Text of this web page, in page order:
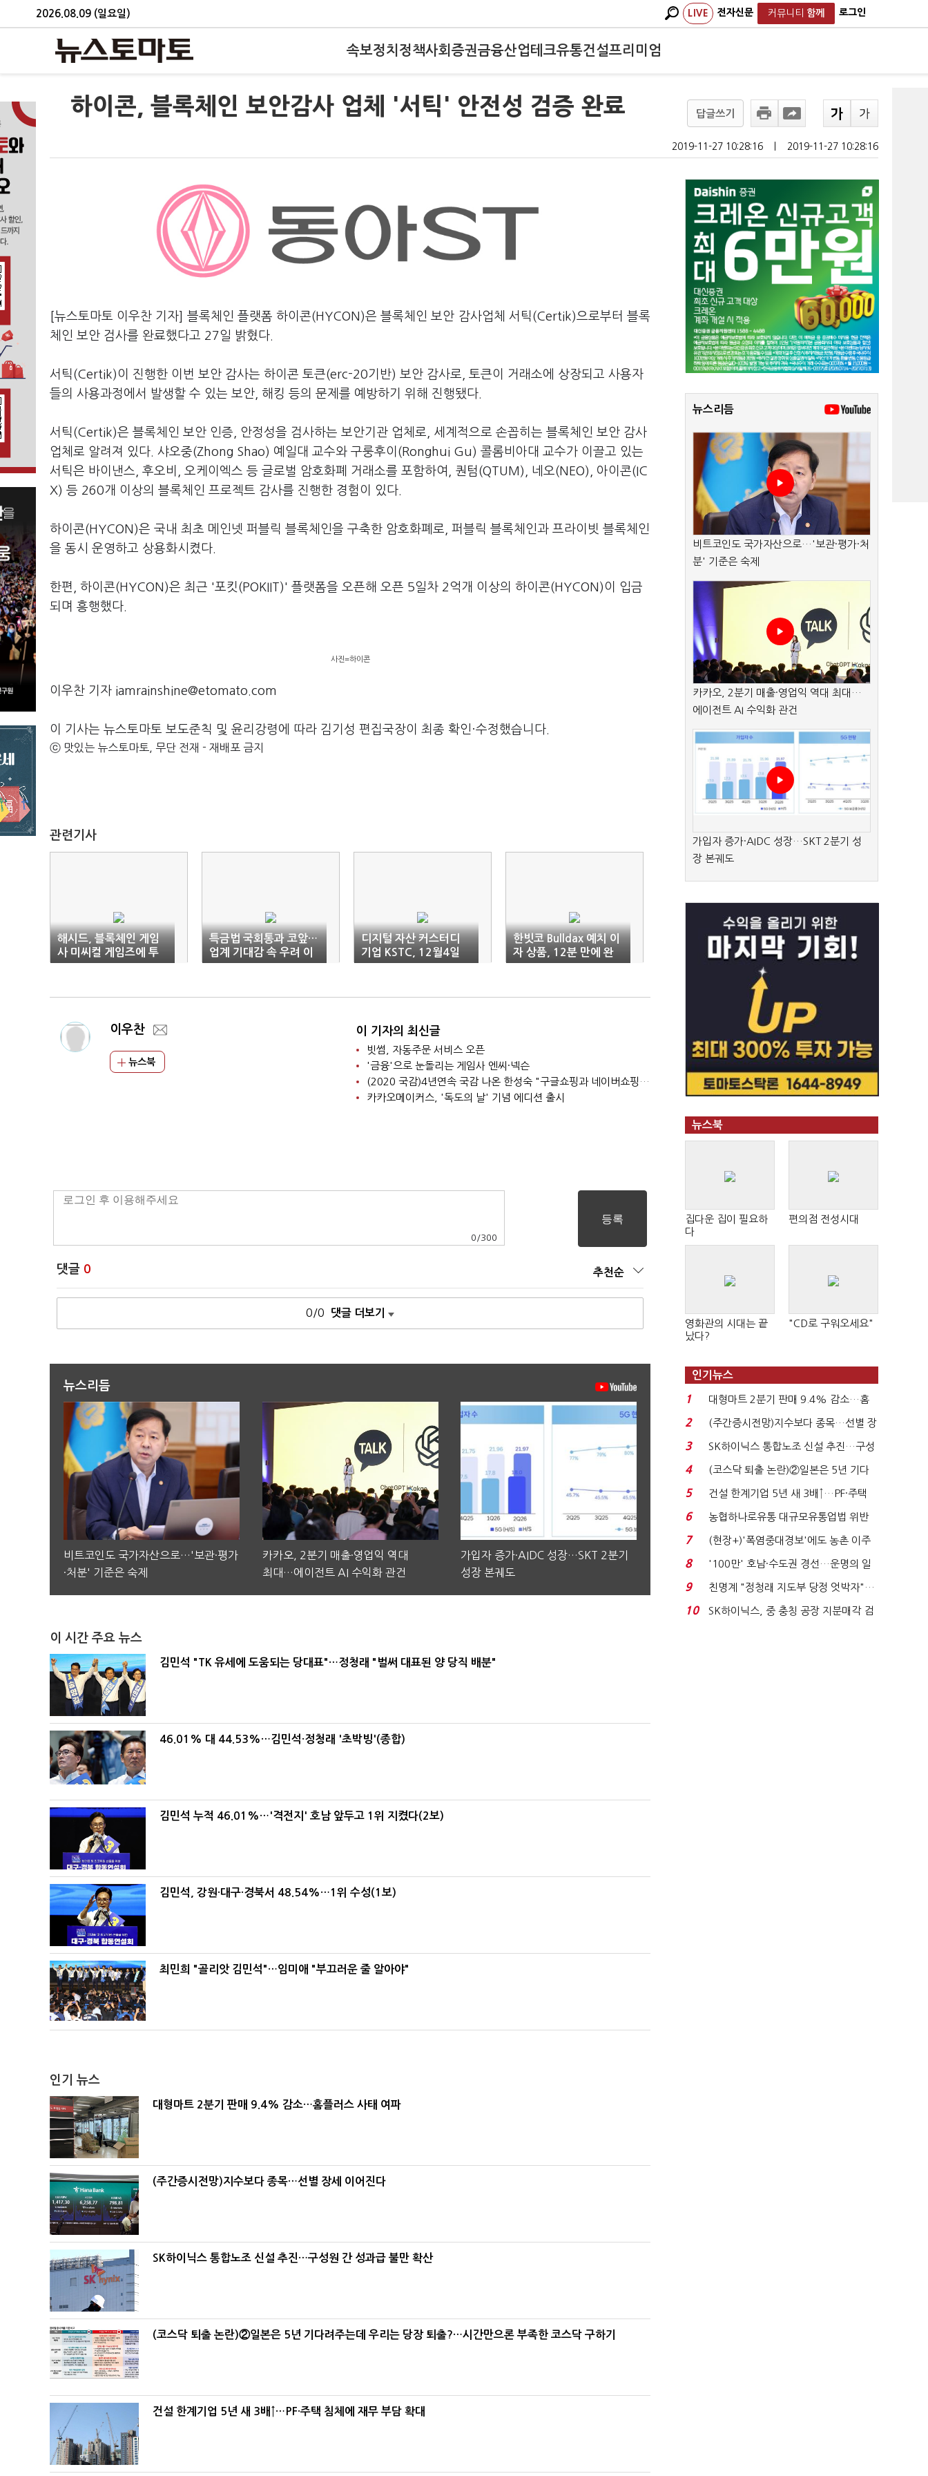
2026.08.09 (일요일) LIVE 전자신문 커뮤니티 함께 로그인
속보정치 정책사회 증권금융산업테크유통건설프리미엄
하이콘, 블록체인 보안감사 업체 '서틱' 안전성 검증 완료 답글쓰기
2019-11-27 10:28:16 2019-11-27 10:28:16
[뉴스토마토 이우찬 기자] 블록체인 플랫폼 하이콘(HYCON)은 블록체인 보안 감사업체 서틱(Certik)으로부터 블록
체인 보안 검사를 완료했다고 27일 밝혔다.
서틱(Certik)이 진행한 이번 보안 감사는 하이콘 토큰(erc-20기반) 보안 감사로, 토큰이 거래소에 상장되고 사용자
들의 사용과정에서 발생할 수 있는 보안, 해킹 등의 문제를 예방하기 위해 진행됐다.
서틱(Certik)은 블록체인 보안 인증, 안정성을 검사하는 보안기관 업체로, 세계적으로 손꼽히는 블록체인 보안 감사
업체로 알려져 있다. 샤오중(Zhong Shao) 예일대 교수와 구룽후이(Ronghui Gu) 콜롬비아대 교수가 이끌고 있는
서틱은 바이낸스, 후오비, 오케이엑스 등 글로벌 암호화폐 거래소를 포함하여, 퀀텀(QTUM), 네오(NEO), 아이콘(IC
X) 등 260개 이상의 블록체인 프로젝트 감사를 진행한 경험이 있다.
하이콘(HYCON)은 국내 최초 메인넷 퍼블릭 블록체인을 구축한 암호화폐로, 퍼블릭 블록체인과 프라이빗 블록체인
을 동시 운영하고 상용화시켰다.
한편, 하이콘(HYCON)은 최근 '포킷(POKIIT)' 플랫폼을 오픈해 오픈 5일차 2억개 이상의 하이콘(HYCON)이 입금
되며 흥행했다.
사진=하이콘
이우찬 기자 iamrainshine@etomato.com
이 기사는 뉴스토마토 보도준칙 및 윤리강령에 따라 김기성 편집국장이 최종 확인·수정했습니다.
ⓒ 맛있는 뉴스토마토, 무단 전재 - 재배포 금지
관련기사
해시드, 블록체인 게임
사 미씨컬 게임즈에 투
자
특금법 국회통과 코앞…
업계 기대감 속 우려 이
유는?
디지털 자산 커스터디
기업 KSTC, 12월4일
사업설명회 개최
한빗코 Bulldax 예치 이
자 상품, 12분 만에 완
판
이우찬
뉴스북
이 기자의 최신글
빗썸, 자동주문 서비스 오픈
'금융'으로 눈돌리는 게임사 엔씨·넥슨
(2020 국감)4년연속 국감 나온 한성숙 "구글쇼핑과 네이버쇼핑 건은 달라"
카카오메이커스, '독도의 날' 기념 에디션 출시
0 /300
댓글 0 추천순
0/0 댓글 더보기
뉴스리듬
비트코인도 국가자산으로…'보관·평가
·처분' 기준은 숙제
카카오, 2분기 매출·영업익 역대
최대…에이전트 AI 수익화 관건
가입자 증가·AIDC 성장…SKT 2분기
성장 본궤도
이 시간 주요 뉴스
김민석 "TK 유세에 도움되는 당대표"…정청래 "벌써 대표된 양 당직 배분"
46.01% 대 44.53%…김민석·정청래 '초박빙'(종합)
김민석 누적 46.01%…'격전지' 호남 앞두고 1위 지켰다(2보)
김민석, 강원·대구·경북서 48.54%…1위 수성(1보)
최민희 "골리앗 김민석"…임미애 "부끄러운 줄 알아야"
인기 뉴스
대형마트 2분기 판매 9.4% 감소…홈플러스 사태 여파
(주간증시전망)지수보다 종목…선별 장세 이어진다
SK하이닉스 통합노조 신설 추진…구성원 간 성과급 불만 확산
(코스닥 퇴출 논란)②일본은 5년 기다려주는데 우리는 당장 퇴출?…시간만으론 부족한 코스닥 구하기
건설 한계기업 5년 새 3배↑…PF·주택 침체에 재무 부담 확대
뉴스리듬
비트코인도 국가자산으로…'보관·평가·처
분' 기준은 숙제
카카오, 2분기 매출·영업익 역대 최대…
에이전트 AI 수익화 관건
가입자 증가·AIDC 성장…SKT 2분기 성
장 본궤도
뉴스북
집다운 집이 필요하
다
편의점 전성시대
영화관의 시대는 끝
났다?
"CD로 구워오세요"
인기뉴스
1
대형마트 2분기 판매 9.4% 감소…홈
플러스 사태 여파...
2
(주간증시전망)지수보다 종목…선별 장
세 이어진다...
3
SK하이닉스 통합노조 신설 추진…구성
원 간 성과급 불...
4
(코스닥 퇴출 논란)②일본은 5년 기다
려주는데 우리는 ...
5
건설 한계기업 5년 새 3배↑…PF·주택
침체에 재무 ...
6
농협하나로유통 대규모유통업법 위반
적발…공정위, 과...
7
(현장+)'폭염중대경보'에도 농촌 이주
노동자는 강행군…'야...
8
'100만' 호남·수도권 경선…운명의 일
주일
9
친명계 "정청래 지도부 당정 엇박자"…
친청계 "신천지 오...
10
SK하이닉스, 중 충칭 공장 지분매각 검